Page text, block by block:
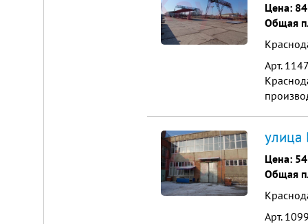
Цена:
Общая
Арт.
улица
Цена:
Общая
Арт.